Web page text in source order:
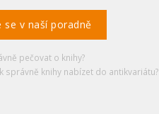
se v naší poradně
pečovat o knihy?
správně knihy nabízet do antikvariátu?